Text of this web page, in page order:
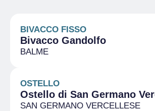
BIVACCO FISSO
Bivacco Gandolfo
BALME
OSTELLO
Ostello di San Germano
SAN GERMANO VERCELLESE